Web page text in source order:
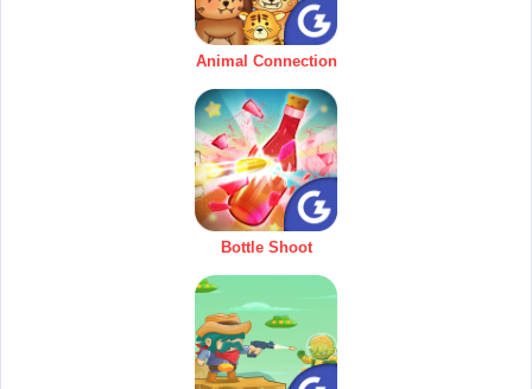
Animal Connection
Bottle Shoot